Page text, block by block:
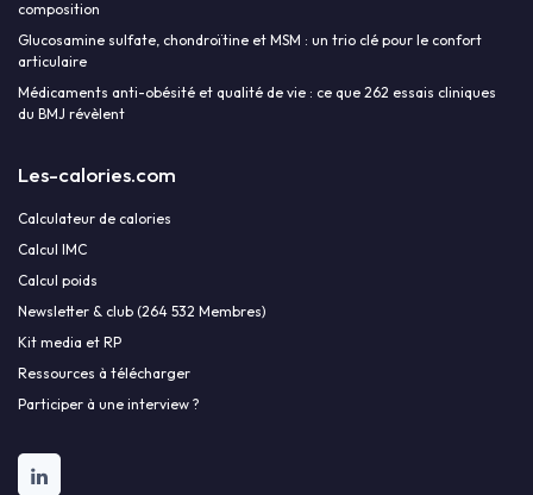
composition
Glucosamine sulfate, chondroïtine et MSM : un trio clé pour le confort
articulaire
Médicaments anti-obésité et qualité de vie : ce que 262 essais cliniques
du BMJ révèlent
Les-calories.com
Calculateur de calories
Calcul IMC
Calcul poids
Newsletter & club (264 532 Membres)
Kit media et RP
Ressources à télécharger
Participer à une interview ?